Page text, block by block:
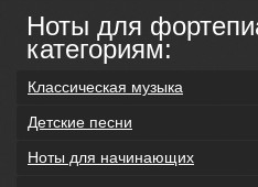
Ноты для
категориям:
Классическая музыка
Детские песни
Ноты для начинающих